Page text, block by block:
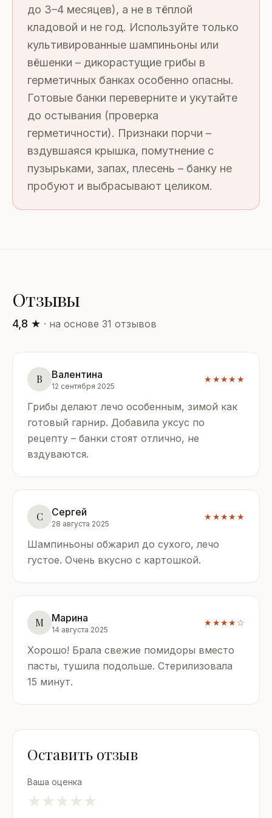
до 3–4 месяцев), а не в тёплой
кладовой и не год. Используйте только
культивированные шампиньоны или
вёшенки – дикорастущие грибы в
герметичных банках особенно опасны.
Готовые банки переверните и укутайте
до остывания (проверка
герметичности). Признаки порчи –
вздувшаяся крышка, помутнение с
пузырьками, запах, плесень – банку не
пробуют и выбрасывают целиком.
Отзывы
4,8 ★ · на основе 31 отзывов
В Валентина
12 сентября 2025
★★★★★
Грибы делают лечо особенным, зимой как
готовый гарнир. Добавила уксус по
рецепту – банки стоят отлично, не
вздуваются.
С Сергей
28 августа 2025
★★★★★
Шампиньоны обжарил до сухого, лечо
густое. Очень вкусно с картошкой.
М Марина
14 августа 2025
★★★★☆
Хорошо! Брала свежие помидоры вместо
пасты, тушила подольше. Стерилизовала
15 минут.
Оставить отзыв
Ваша оценка
★
★
★
★
★